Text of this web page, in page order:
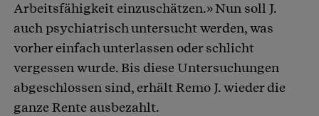
Arbeitsfähigkeit einzuschätzen.» Nun soll J.
auch psychiatrisch untersucht werden, was
vorher einfach unterlassen oder schlicht
vergessen wurde. Bis diese Untersuchungen
abgeschlossen sind, erhält Remo J. wieder die
ganze Rente ausbezahlt.